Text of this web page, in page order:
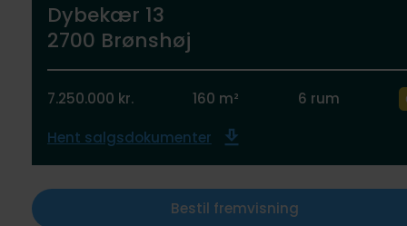
Dybekær 13
2700 Brønshøj
7.250.000 kr. 160 m² 6 rum
Hent salgsdokumenter
Bestil fremvisning